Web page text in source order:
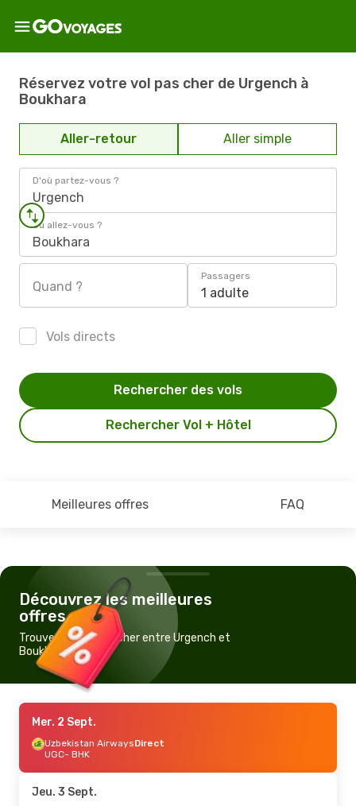
Réservez votre vol pas cher de Urgench à
Boukhara
Aller-retour Aller simple
D'où partez-vous ?
Urgench
Où allez-vous ?
Boukhara
Quand ?
Passagers
1 adulte
Vols directs
Rechercher Vol + Hôtel
Rechercher des vols
Meilleures offres FAQ
Découvrez les meilleures
offres
Trouvez un vol pas cher entre Urgench et
Boukhara
Mer. 2 Sept.
Uzbekistan AirwaysDirect
UGC- BHK
Jeu. 3 Sept.